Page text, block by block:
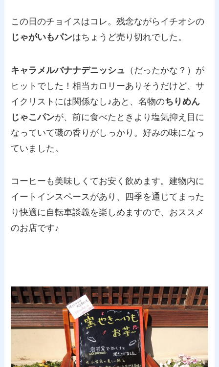
この日のチョイスはコレ。残念ながらイチオシの
じゃがいもパンはちょうど売り切れでした。
キャラメルバナナデニッシュ
（だったかな？）が
ヒットでした！相当カロリーありそうだけど、サ
イクリストには関係なし♪あと、名物のちりめん
じゃこパンが、前に食べたときより塩気抑え目に
なっていて磯の香りがしっかり。好みの味になっ
ていました。
コーヒーも美味しくてお安く飲めます。建物内に
イートインスペースがあり、四季を通じてまった
り快適に自転車談義を楽しめますので、おススメ
のお店です♪